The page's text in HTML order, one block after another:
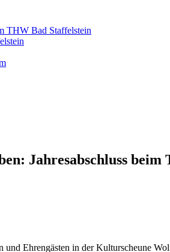
THW Bad Staffelstein
Jahresabschluss